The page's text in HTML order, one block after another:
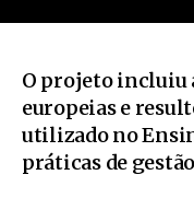
O projeto incluiu
europeias e
utilizado no
práticas de